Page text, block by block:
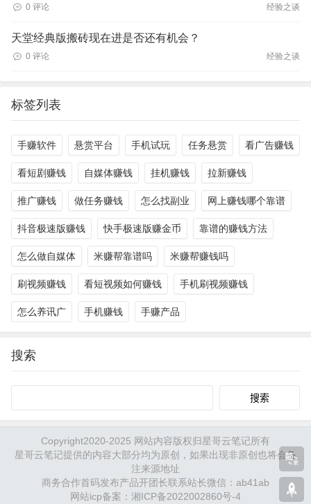
0 评论 经验之谈
天堂经典版搬砖现在进是否还有机会？
0 评论 经验之谈
标签列表
手赚软件 悬赏平台 手机试玩 任务悬赏 看广告赚钱
看短剧赚钱 自媒体赚钱 挂机赚钱 拉新赚钱
推广赚钱 做任务赚钱 怎么找副业 网上赚钱哪个靠谱
抖音极速版赚钱 快手极速版赚金币 靠谱的赚钱方法
怎么做自媒体 米赚帮靠谱吗 米赚帮赚钱吗
刷视频赚钱 看短视频如何赚钱 手机刷视频赚钱
怎么养讯广 手机赚钱 手赚产品
搜索
Copyright2020-2025 网站内容版权归星哥云笔记所有
星哥云笔记提供的内容大部分均为原创，如果出现非原创也将会备
注来源地址
商务合作首码发布产品开团长联系站长微信：ab41ab
网站icp备案：湘ICP备2022002860号-4